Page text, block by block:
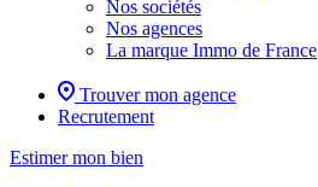
Nos sociétés
Nos agences
La marque Immo de France
Trouver mon agence
Recrutement
Estimer mon bien